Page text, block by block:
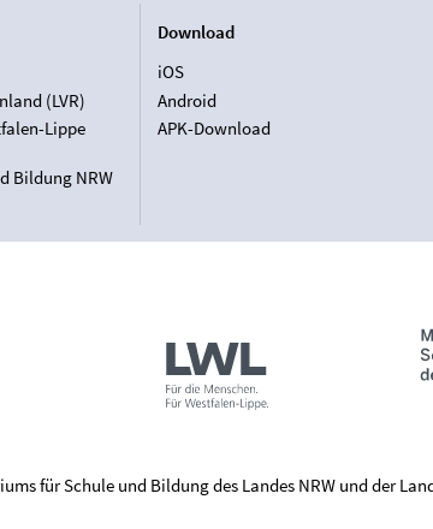
(LVR)
Lippe
Bildung NRW
Download
iOS
Android
APK-Download
für Schule und Bildung des Landes NRW und der